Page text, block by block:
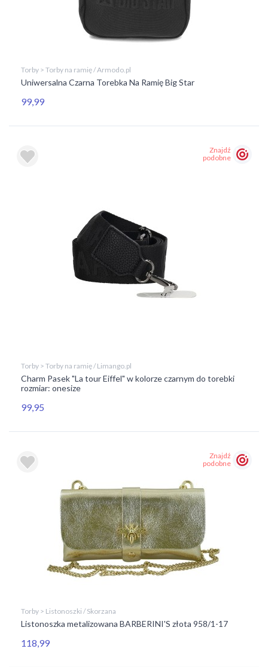
Torby > Torby na ramię / Armodo.pl
Uniwersalna Czarna Torebka Na Ramię Big Star
99,99
Znajdź
podobne
Torby > Torby na ramię / Limango.pl
Charm Pasek "La tour Eiffel" w kolorze czarnym do torebki
rozmiar: onesize
99,95
Znajdź
podobne
Torby > Listonoszki / Skorzana
Listonoszka metalizowana BARBERINI'S złota 958/1-17
118,99